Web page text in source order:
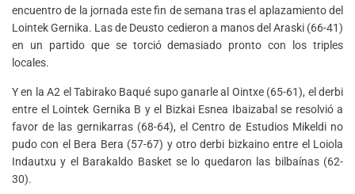
encuentro de la jornada este fin de semana tras el aplazamiento del
Lointek Gernika. Las de Deusto cedieron a manos del Araski (66-41)
en un partido que se torció demasiado pronto con los triples
locales.
Y en la A2 el Tabirako Baqué supo ganarle al Ointxe (65-61), el derbi
entre el Lointek Gernika B y el Bizkai Esnea Ibaizabal se resolvió a
favor de las gernikarras (68-64), el Centro de Estudios Mikeldi no
pudo con el Bera Bera (57-67) y otro derbi bizkaino entre el Loiola
Indautxu y el Barakaldo Basket se lo quedaron las bilbaínas (62-
30).